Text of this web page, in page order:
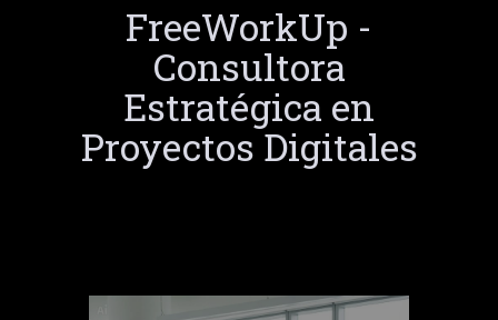
FreeWorkUp -
Consultora
Estratégica en
Proyectos Digitales